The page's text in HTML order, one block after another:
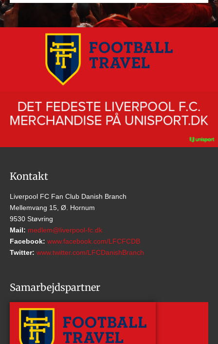
Kontakt
Liverpool FC Fan Club Danish Branch
Mellemvang 15, Ø. Hornum
9530 Støvring
Mail: medlem@liverpool-fc.dk
Facebook: www.facebook.com/LFCFCDB
Twitter: www.twitter.com/LFCDanishBranch
Samarbejdspartner